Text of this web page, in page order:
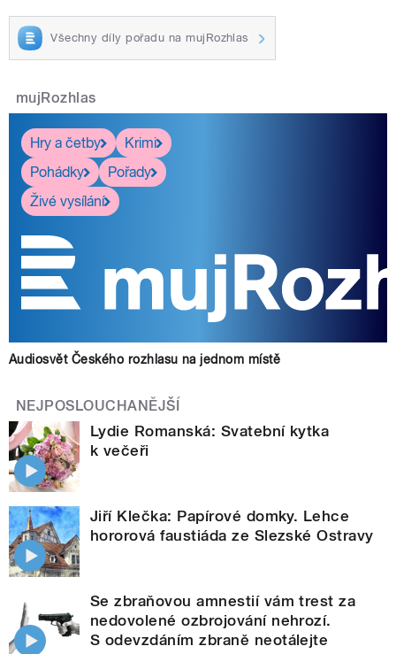
Všechny díly pořadu na mujRozhlas
mujRozhlas
Hry a četby
Krimi
Pohádky
Pořady
Živé vysílání
Audiosvět Českého rozhlasu na jednom místě
NEJPOSLOUCHANĚJŠÍ
Lydie Romanská: Svatební kytka
k večeři
Jiří Klečka: Papírové domky. Lehce
hororová faustiáda ze Slezské Ostravy
Se zbraňovou amnestií vám trest za
nedovolené ozbrojování nehrozí.
S odevzdáním zbraně neotálejte